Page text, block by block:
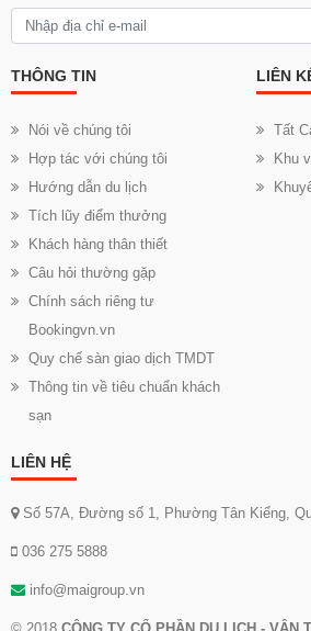
THÔNG TIN
Nói về chúng tôi
Hợp tác với chúng tôi
Hướng dẫn du lịch
Tích lũy điểm thưởng
Khách hàng thân thiết
Câu hỏi thường gặp
Chính sách riêng tư
Bookingvn.vn
Quy chế sàn giao dịch TMDT
Thông tin về tiêu chuẩn khách
sạn
LIÊN
Tất
Khu
LIÊN HỆ
Số 57A, Đường số 1, Phường Tân Kiểng,
036 275 5888
info@maigroup.vn